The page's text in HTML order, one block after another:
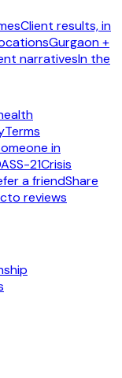
Client results, in
Gurgaon +
narrativesIn the
Terms
in
21Crisis
a friendShare
reviews